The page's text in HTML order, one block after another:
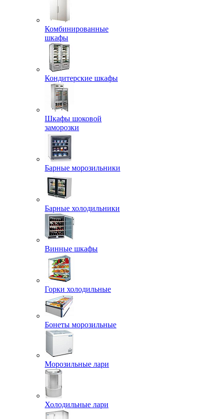
Комбинированные
шкафы
Кондитерские шкафы
Шкафы шоковой
заморозки
Барные морозильники
Барные холодильники
Винные шкафы
Горки холодильные
Бонеты морозильные
Морозильные лари
Холодильные лари